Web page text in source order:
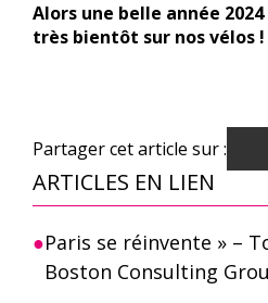
Alors une belle année
très bientôt sur nos vélos !
Partager cet article sur :
ARTICLES EN LIEN
Paris se réinvente » –
Boston Consulting